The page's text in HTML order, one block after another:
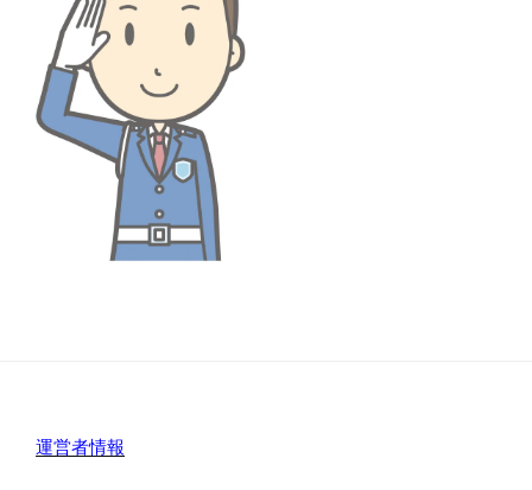
運営者情報